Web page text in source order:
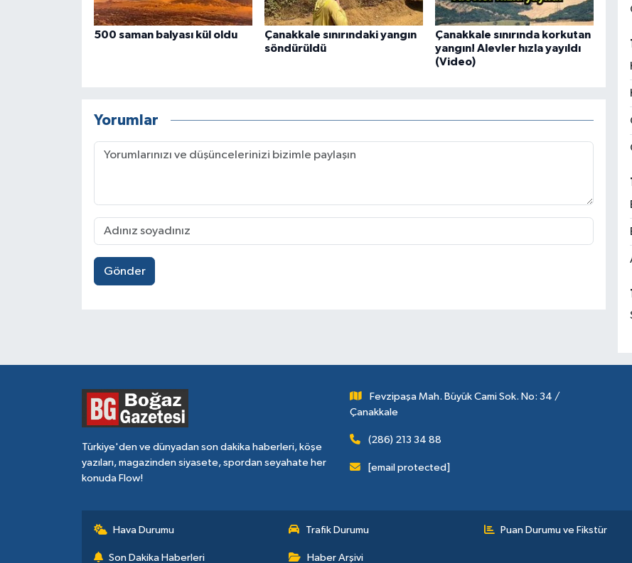
500 saman balyası kül oldu
Çanakkale sınırındaki yangın
söndürüldü
Çanakkale sınırında korkutan
yangın! Alevler hızla yayıldı
(Video)
Yorumlar
Gönder
Türkiye'den ve dünyadan son dakika haberleri, köşe
yazıları, magazinden siyasete, spordan seyahate her
konuda Flow!
Fevzipaşa Mah. Büyük Cami Sok. No: 34 /
Çanakkale
(286) 213 34 88
[email protected]
Hava Durumu Trafik Durumu Puan Durumu ve Fikstür
Son Dakika Haberleri Haber Arşivi